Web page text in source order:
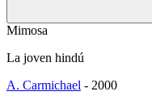
Mimosa
La joven hindú
A. Carmichael - 2000